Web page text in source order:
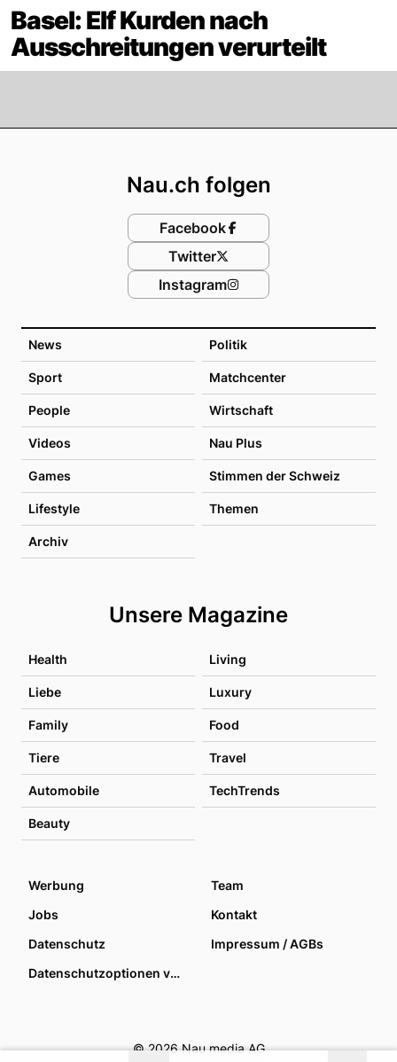
Basel: Elf Kurden nach
Ausschreitungen verurteilt
News Politik
Sport Matchcenter
People Wirtschaft
Videos Nau Plus
Games Stimmen der Schweiz
Lifestyle Themen
Archiv
Unsere Magazine
Health Living
Liebe Luxury
Family Food
Tiere Travel
Automobile TechTrends
Beauty
Nau.ch folgen
Facebook
Twitter
Instagram
Werbung
Team
Jobs
Kontakt
Datenschutz
Impressum / AGBs
Datenschutzoptionen verwalten
© 2026 Nau media AG